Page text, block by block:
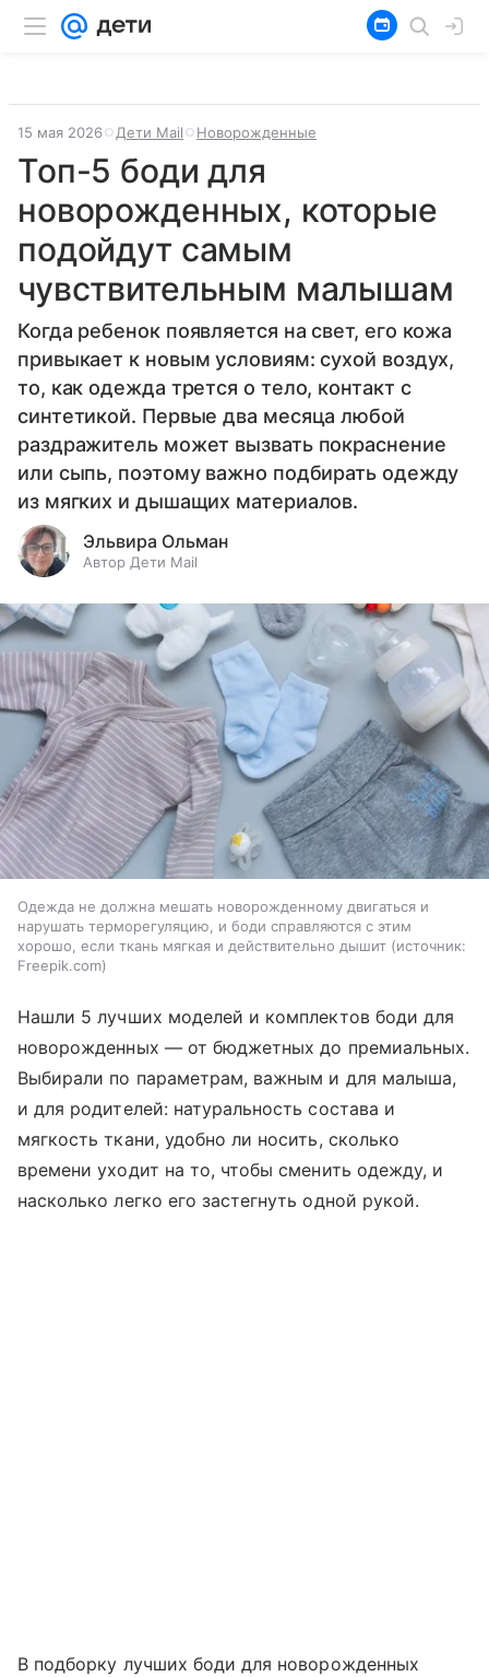
15 мая 2026 Дети Mail Новорожденные
Топ-5 боди для
новорожденных, которые
подойдут самым
чувствительным малышам
Когда ребенок появляется на свет, его кожа
привыкает к новым условиям: сухой воздух,
то, как одежда трется о тело, контакт с
синтетикой. Первые два месяца любой
раздражитель может вызвать покраснение
или сыпь, поэтому важно подбирать одежду
из мягких и дышащих материалов.
Эльвира Ольман
Автор Дети Mail
Одежда не должна мешать новорожденному двигаться и
нарушать терморегуляцию, и боди справляются с этим
хорошо, если ткань мягкая и действительно дышит
источник:
Freepik.com
Нашли 5 лучших моделей и комплектов боди для
новорожденных — от бюджетных до премиальных.
Выбирали по параметрам, важным и для малыша,
и для родителей: натуральность состава и
мягкость ткани, удобно ли носить, сколько
времени уходит на то, чтобы сменить одежду, и
насколько легко его застегнуть одной рукой.
В подборку лучших боди для новорожденных